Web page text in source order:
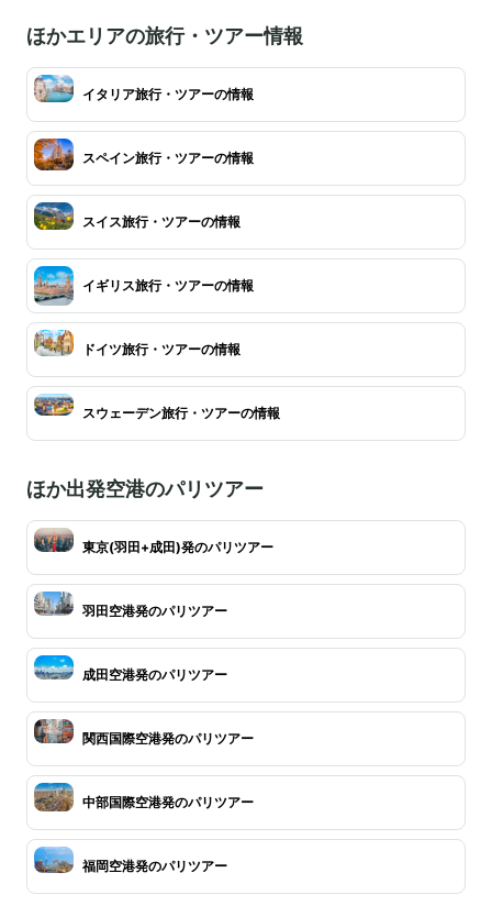
ほかエリアの旅行・ツアー情報
イタリア旅行・ツアーの情報
スペイン旅行・ツアーの情報
スイス旅行・ツアーの情報
イギリス旅行・ツアーの情報
ドイツ旅行・ツアーの情報
スウェーデン旅行・ツアーの情報
ほか出発空港のパリツアー
東京(羽田+成田)発のパリツアー
羽田空港発のパリツアー
成田空港発のパリツアー
関西国際空港発のパリツアー
中部国際空港発のパリツアー
福岡空港発のパリツアー